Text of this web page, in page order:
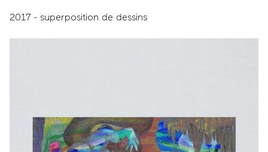
2017 - superposition de dessins